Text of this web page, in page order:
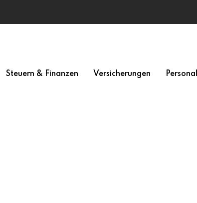
Steuern & Finanzen Versicherungen Personal